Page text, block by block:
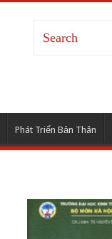
Phát Triển Bản Thân